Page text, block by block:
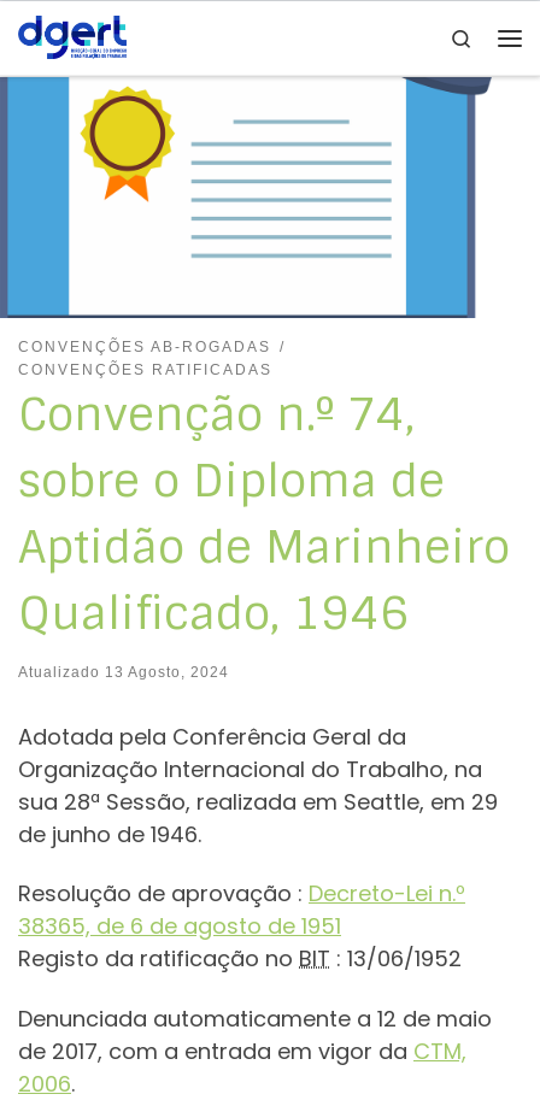
Skip to content
Search
CONVENÇÕES AB-ROGADAS
CONVENÇÕES RATIFICADAS
Convenção n.º 74,
sobre o Diploma de
Aptidão de Marinheiro
Qualificado, 1946
Atualizado 13 Agosto, 2024
Adotada pela Conferência Geral da
Organização Internacional do Trabalho, na
sua 28ª Sessão, realizada em Seattle, em 29
de junho de 1946.
Resolução de aprovação : Decreto-Lei n.º
38365, de 6 de agosto de 1951
Registo da ratificação no BIT : 13/06/1952
Denunciada automaticamente a 12 de maio
de 2017, com a entrada em vigor da CTM,
2006.